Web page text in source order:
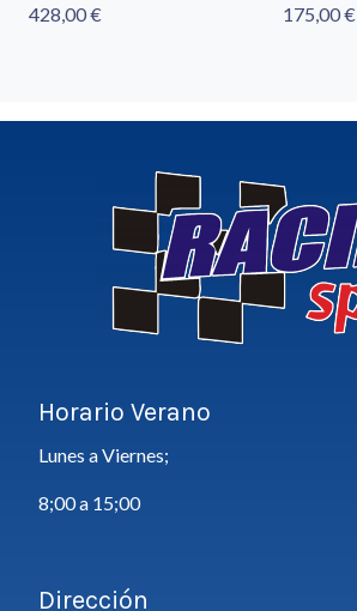
428,00 € 175,00 €
Horario Verano
Lunes a Viernes;
8;00 a 15;00
Dirección